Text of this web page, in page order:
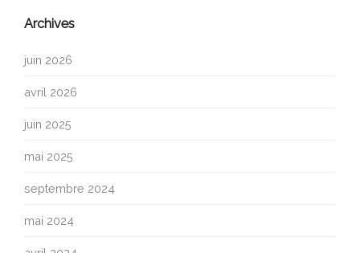
Archives
juin 2026
avril 2026
juin 2025
mai 2025
septembre 2024
mai 2024